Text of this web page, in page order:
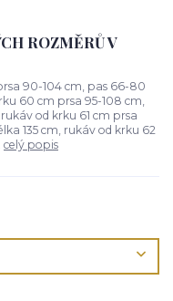
ROZMĚRŮ V
90-104 cm, pas 66-80
60 cm prsa 95-108 cm,
od krku 61 cm prsa
135 cm, rukáv od krku 62
celý popis